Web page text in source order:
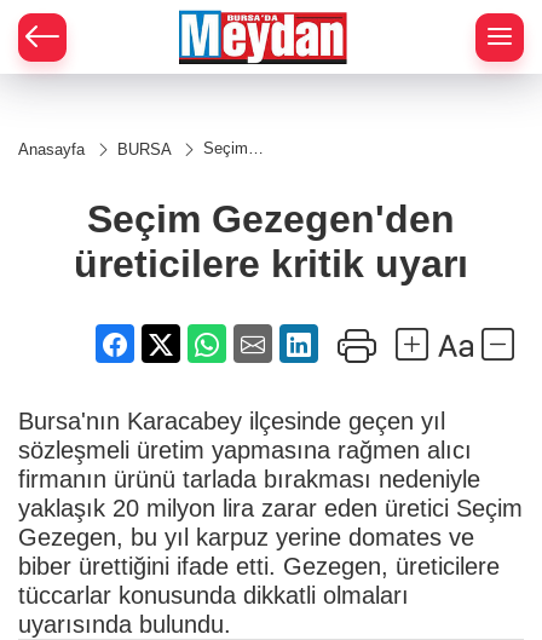
Anasayfa BURSA
Seçim
kritik uyarı
Seçim Gezegen'den
üreticilere kritik uyarı
Bursa'nın Karacabey ilçesinde geçen yıl
sözleşmeli üretim yapmasına rağmen alıcı
firmanın ürünü tarlada bırakması nedeniyle
yaklaşık 20 milyon lira zarar eden üretici Seçim
Gezegen, bu yıl karpuz yerine domates ve
biber ürettiğini ifade etti. Gezegen, üreticilere
tüccarlar konusunda dikkatli olmaları
uyarısında bulundu.